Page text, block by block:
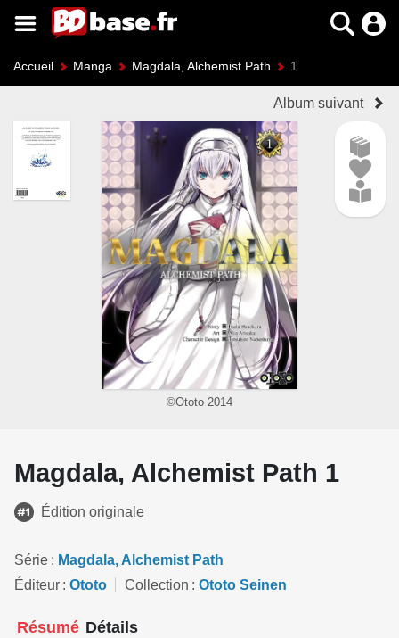
Accueil Manga Magdala, Alchemist Path 1
Album suivant
©Ototo 2014
Magdala, Alchemist Path 1
Édition originale
Série
Magdala, Alchemist Path
Éditeur
Ototo Collection Ototo Seinen
Résumé Détails